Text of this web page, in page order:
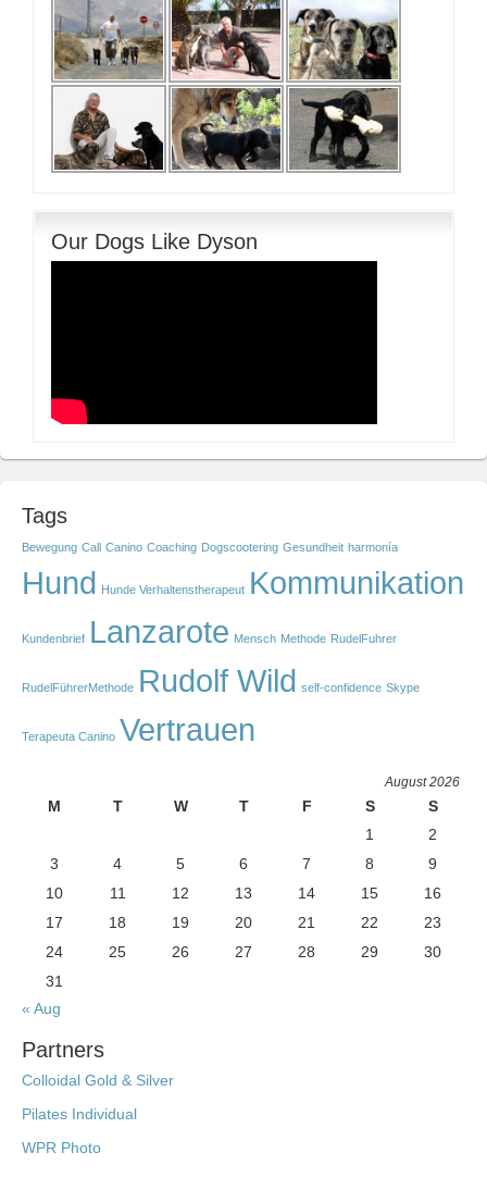
Our Dogs Like Dyson
Tags
Bewegung Call Canino Coaching Dogscootering Gesundheit harmonía
Hund Hunde Verhaltenstherapeut Kommunikation
Kundenbrief Lanzarote Mensch Methode RudelFuhrer
RudelFührerMethode Rudolf Wild self-confidence Skype
Terapeuta Canino Vertrauen
August 2026
M T W T F S
S
1
2
3
4 5 6 7 8
9
10
11 12 13 14 15
16
17
18 19 20 21 22
23
24
25 26 27 28 29
30
31
« Aug
Partners
Colloidal Gold & Silver
Pilates Individual
WPR Photo